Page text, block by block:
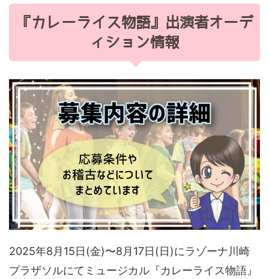
『カレーライス物語』出演者オーデ
ィション情報
2025年8月15日(金)〜8月17日(日)にラゾーナ川崎
プラザソルにてミュージカル『カレーライス物語』